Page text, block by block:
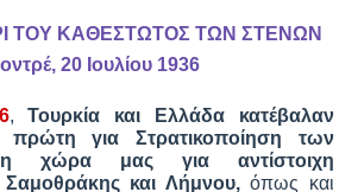
ΤΟΥ ΚΑΘΕΣΤΩΤΟΣ ΤΩΝ ΣΤΕΝΩΝ
20 Ιουλίου 1936
,
Τουρκία και Ελλάδα κατέβαλαν
για Στρατικοποίηση των
χώρα μας για αντίστοιχη
Σαμοθράκης και Λήμνου,όπως και